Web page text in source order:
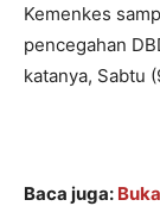
Kemenkes
pencegahan
katanya, Sabtu
Baca juga: